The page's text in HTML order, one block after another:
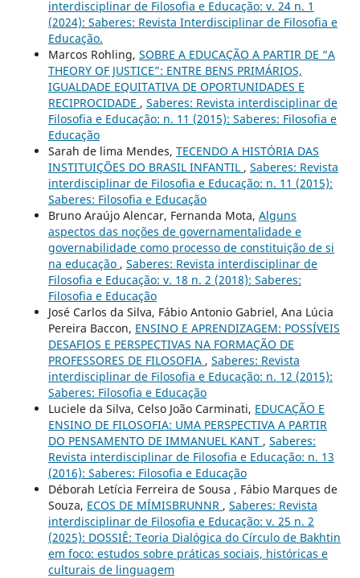
interdisciplinar de Filosofia e Educação: v. 24 n. 1
(2024): Saberes: Revista Interdisciplinar de Filosofia e
Educação.
Marcos Rohling, SOBRE A EDUCAÇÃO A PARTIR DE “A
THEORY OF JUSTICE”: ENTRE BENS PRIMÁRIOS,
IGUALDADE EQUITATIVA DE OPORTUNIDADES E
RECIPROCIDADE , Saberes: Revista interdisciplinar de
Filosofia e Educação: n. 11 (2015): Saberes: Filosofia e
Educação
Sarah de lima Mendes, TECENDO A HISTÓRIA DAS
INSTITUIÇÕES DO BRASIL INFANTIL , Saberes: Revista
interdisciplinar de Filosofia e Educação: n. 11 (2015):
Saberes: Filosofia e Educação
Bruno Araújo Alencar, Fernanda Mota, Alguns
aspectos das noções de governamentalidade e
governabilidade como processo de constituição de si
na educação , Saberes: Revista interdisciplinar de
Filosofia e Educação: v. 18 n. 2 (2018): Saberes:
Filosofia e Educação
José Carlos da Silva, Fábio Antonio Gabriel, Ana Lúcia
Pereira Baccon, ENSINO E APRENDIZAGEM: POSSÍVEIS
DESAFIOS E PERSPECTIVAS NA FORMAÇÃO DE
PROFESSORES DE FILOSOFIA , Saberes: Revista
interdisciplinar de Filosofia e Educação: n. 12 (2015):
Saberes: Filosofia e Educação
Luciele da Silva, Celso João Carminati, EDUCAÇÃO E
ENSINO DE FILOSOFIA: UMA PERSPECTIVA A PARTIR
DO PENSAMENTO DE IMMANUEL KANT , Saberes:
Revista interdisciplinar de Filosofia e Educação: n. 13
(2016): Saberes: Filosofia e Educação
Déborah Letícia Ferreira de Sousa , Fábio Marques de
Souza, ECOS DE MÍMISBRUNNR , Saberes: Revista
interdisciplinar de Filosofia e Educação: v. 25 n. 2
(2025): DOSSIÊ: Teoria Dialógica do Círculo de Bakhtin
em foco: estudos sobre práticas sociais, históricas e
culturais de linguagem